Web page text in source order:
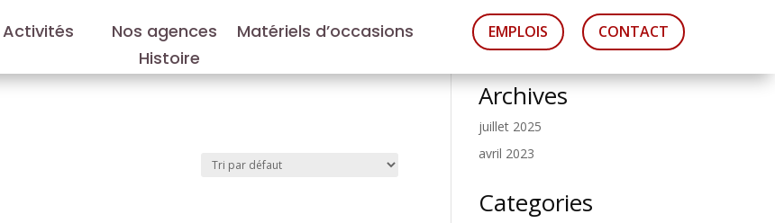
Activités Nos agences
Matériels d’occasions
Histoire
EMPLOIS CONTACT
Archives
juillet 2025
avril 2023
Categories